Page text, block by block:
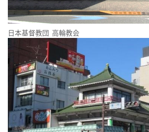
日本基督教団 高輪教会